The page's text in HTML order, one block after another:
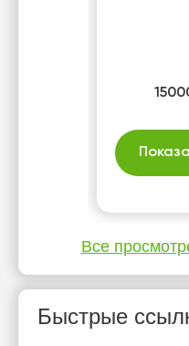
Все
Быстрые